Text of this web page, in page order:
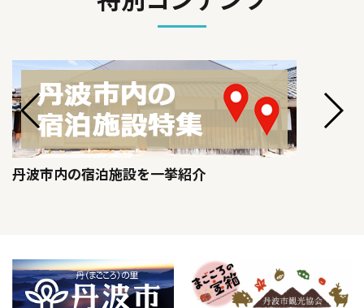
丹波市内の宿泊施設を一挙紹介